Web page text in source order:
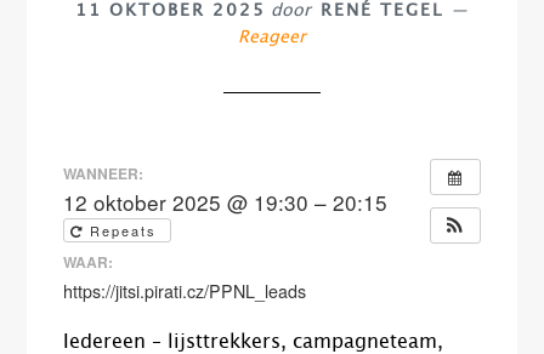
11 OKTOBER 2025 door
RENÉ TEGEL
Reageer
WANNEER:
12 oktober 2025 @ 19:30 – 20:15
Repeats
WAAR:
https://jitsi.pirati.cz/PPNL_leads
Iedereen – lijsttrekkers, campagneteam,